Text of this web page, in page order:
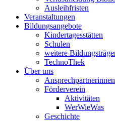
Ausleihfristen
Veranstaltungen
Bildungsangebote
Kindertagesstätten
Schulen
weitere
TechnoThek
Über uns
Ansprechpartnerinnen
Förderverein
Aktivitäten
WerWieWas
Geschichte